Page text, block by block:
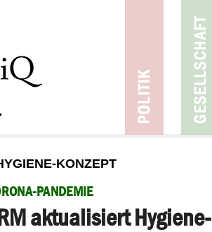
KONZEPT
PANDEMIE
aktualisiert Hygiene-